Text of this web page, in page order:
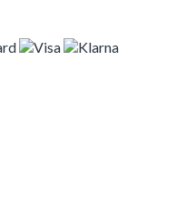
SRL - P.Iva 02435950999 - Tutti i